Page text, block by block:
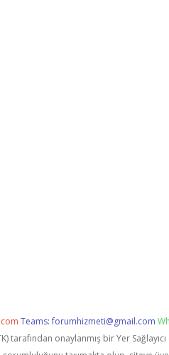
Teams:forumhizmeti@gmail.com
tarafından onaylanmış bir Yer